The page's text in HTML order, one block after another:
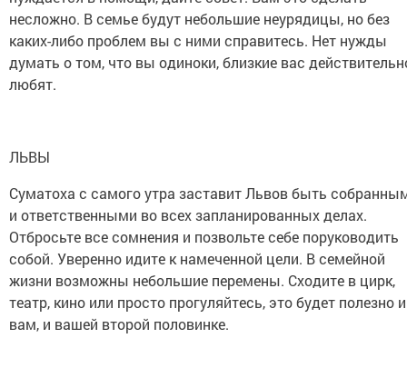
несложно. В семье будут небольшие неурядицы, но без
каких-либо проблем вы с ними справитесь. Нет нужды
думать о том, что вы одиноки, близкие вас
любят.
ЛЬВЫ
Суматоха с самого утра заставит Львов быть
и ответственными во всех запланированных делах.
Отбросьте все сомнения и позвольте себе поруководить
собой. Уверенно идите к намеченной цели. В семейной
жизни возможны небольшие перемены. Сходите в цирк,
театр, кино или просто прогуляйтесь, это будет полезно и
вам, и вашей второй половинке.